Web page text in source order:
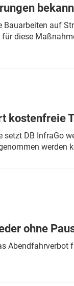
auf
für diese
kostenfreie
setzt DB InfraGo
werden
ohne
Abendfahrverbot